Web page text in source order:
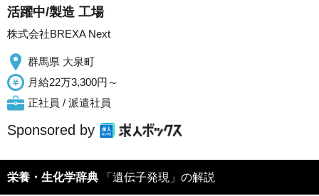
活躍中/製造 工場
株式会社BREXA Next
群馬県 大泉町
月給22万3,300円～
正社員 / 派遣社員
Sponsored by
栄養・生化学辞典 「遺伝子発現」の解説